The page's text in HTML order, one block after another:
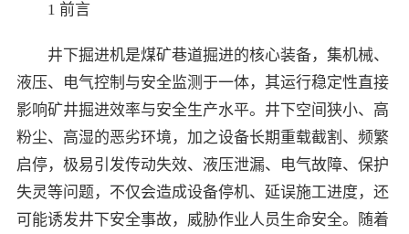
1 前言
井下掘进机是煤矿巷道掘进的核心装备，集机械、
液压、电气控制与安全监测于一体，其运行稳定性直接
影响矿井掘进效率与安全生产水平。井下空间狭小、高
粉尘、高湿的恶劣环境，加之设备长期重载截割、频繁
启停，极易引发传动失效、液压泄漏、电气故障、保护
失灵等问题，不仅会造成设备停机、延误施工进度，还
可能诱发井下安全事故，威胁作业人员生命安全。随着